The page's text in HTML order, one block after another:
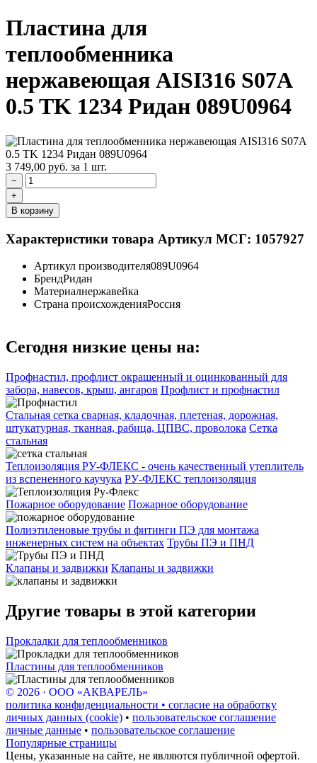
Пластина для
теплообменника
нержавеющая AISI316 S07A
0.5 TK 1234 Ридан 089U0964
3 749,00 руб. за 1 шт.
−
+
В корзину
Характеристики товара Артикул МСГ: 1057927
Артикул производителя089U0964
БрендРидан
Материалнержавейка
Страна происхожденияРоссия
Сегодня низкие цены на:
Профнастил, профлист окрашенный и оцинкованный для
забора, навесов, крыш, ангаров Профлист и профнастил
Стальная сетка сварная, кладочная, плетеная, дорожная,
штукатурная, тканная, рабица, ЦПВС, проволока Сетка
стальная
Теплоизоляция РУ-ФЛЕКС - очень качественный утеплитель
из вспененного каучука РУ-ФЛЕКС теплоизоляция
Пожарное оборудование Пожарное оборудование
Полиэтиленовые трубы и фитинги ПЭ для монтажа
инженерных систем на объектах Трубы ПЭ и ПНД
Клапаны и задвижки Клапаны и задвижки
Другие товары в этой категории
Прокладки для теплообменников
Пластины для теплообменников
© 2026 · ООО «АКВАРЕЛЬ»
политика конфиденциальности • согласие на обработку
личных данных (cookie) • пользовательское соглашение
личные данные • пользовательское соглашение
Популярные страницы
Цены, указанные на сайте, не являются публичной офертой.